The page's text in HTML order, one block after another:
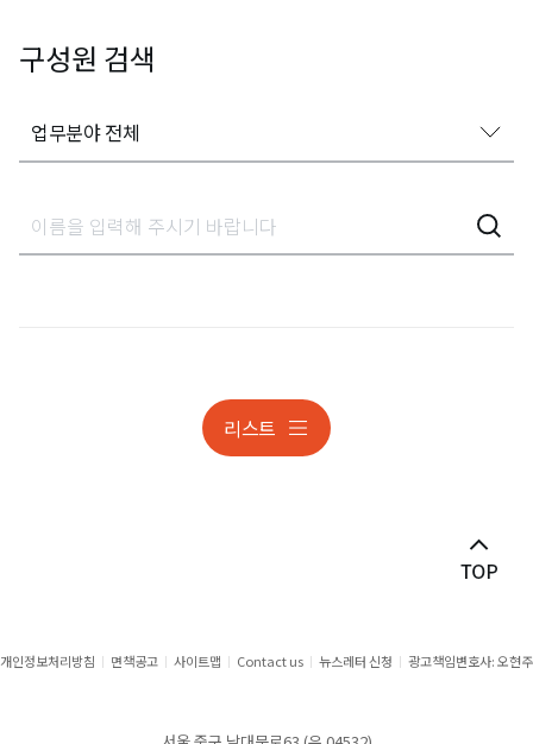
구성원 검색
업무분야 전체
가사상속분쟁
개인정보 조사대응 및 분쟁리스트
개인정보처리방침 면책공고 사이트맵 Contact us 뉴스레터 신청 광고책임변호사: 오현주